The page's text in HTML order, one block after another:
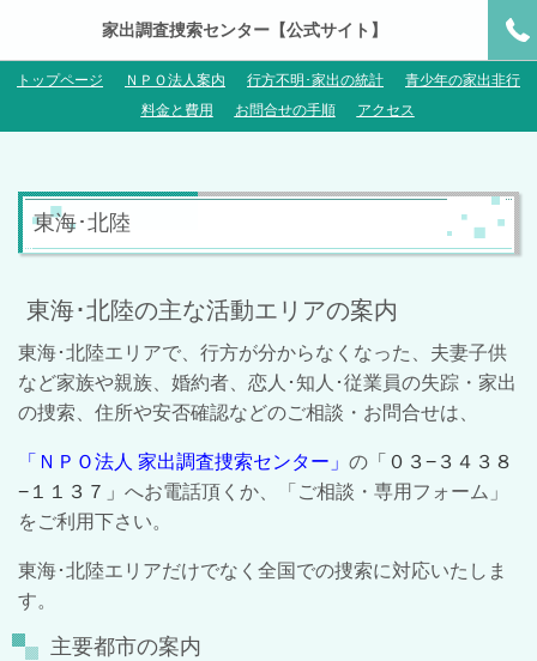
家出調査捜索センター【公式サイト】
トップページ ＮＰＯ法人案内 行方不明･家出の統計
青少年の家出非行
料金と費用
お問合せの手順 アクセス
東海･北陸
東海･北陸の主な活動エリアの案内
東海･北陸エリアで、行方が分からなくなった、夫妻子供
など家族や親族、婚約者、恋人･知人･従業員の失踪・家出
の捜索、住所や安否確認などのご相談・お問合せは、
「ＮＰＯ法人 家出調査捜索センター」 の 「 ０３−３４３８
−１１３７ 」 へお電話頂くか、「ご相談・専用フォーム」
をご利用下さい。
東海･北陸エリアだけでなく全国での捜索に対応いたしま
す。
主要都市の案内